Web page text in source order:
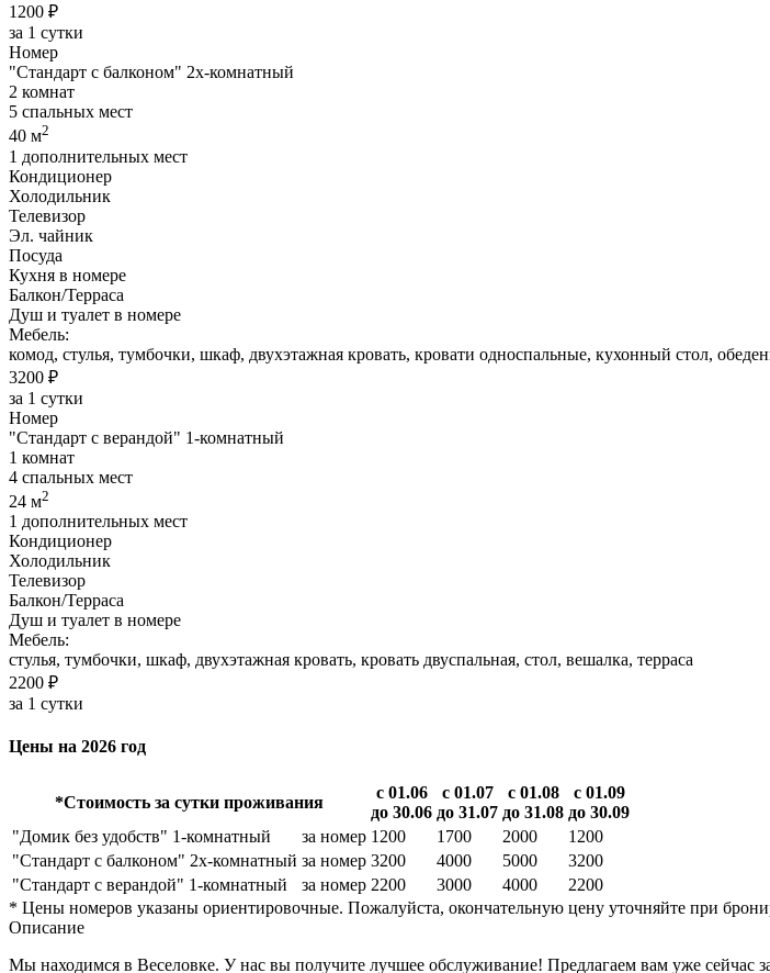
1200 ₽
за 1 сутки
Номер
"Стандарт с балконом" 2х-комнатный
2 комнат
5 спальных мест
40 м2
1 дополнительных мест
Кондиционер
Холодильник
Телевизор
Эл. чайник
Посуда
Кухня в номере
Балкон/Терраса
Душ и туалет в номере
Мебель:
комод, стулья, тумбочки, шкаф, двухэтажная кровать, кровати односпальные, кухонный стол,
3200 ₽
за 1 сутки
Номер
"Стандарт с верандой" 1-комнатный
1 комнат
4 спальных мест
24 м2
1 дополнительных мест
Кондиционер
Холодильник
Телевизор
Балкон/Терраса
Душ и туалет в номере
Мебель:
стулья, тумбочки, шкаф, двухэтажная кровать, кровать двуспальная, стол, вешалка, терраса
2200 ₽
за 1 сутки
Цены на 2026 год
*Стоимость за сутки проживания
с 01.06
до 30.06
с 01.07
до 31.07
с 01.08
до 31.08
с 01.09
до 30.09
"Домик без удобств" 1-комнатный
за номер 1200 1700 2000
1200
"Стандарт с балконом" 2х-комнатный за номер 3200 4000 5000
3200
"Стандарт с верандой" 1-комнатный
за номер 2200 3000 4000
2200
* Цены номеров указаны ориентировочные. Пожалуйста, окончательную цену уточняйте при
Описание
Мы находимся в Веселовке. У нас вы получите лучшее обслуживание! Предлагаем вам уже